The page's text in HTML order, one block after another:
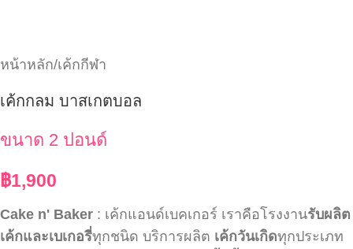
หน้าหลัก/เค้กกีฬา
เค้กกลม บาสเกตบอล
ขนาด 2 ปอนด์
฿1,900
Cake n' Baker : เค้กแอนด์เบคเกอร์ เราคือโรงงานรับผลิต
เค้กและเบเกอรี่ทุกชนิด บริการผลิต เค้กวันเกิดทุกประเภท